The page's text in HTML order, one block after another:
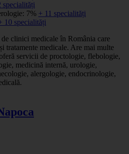
specialități
7% + 11 specialități
10 specialități
clinici medicale în România care
tratamente medicale. Are mai multe
servicii de proctologie, flebologie,
medicină internă, urologie,
alergologie, endocrinologie,